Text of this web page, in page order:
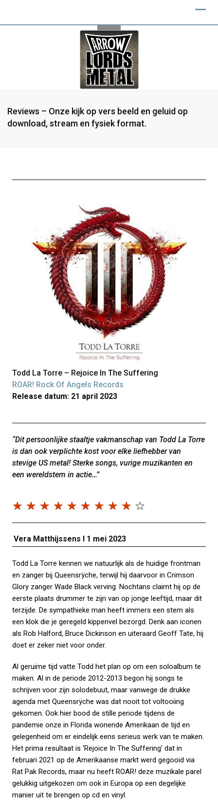
Reviews – Onze kijk op vers beeld en geluid op
download, stream en fysiek format.
Todd La Torre – Rejoice In The Suffering
ROAR! Rock Of Angels Records
Release datum: 21 april 2023
“Dit persoonlijke staaltje vakmanschap van Todd La Torre
is dan ook verplichte kost voor elke liefhebber van
stevige US metal! Sterke songs, vurige muzikanten en
een wereldstem in actie…”
☆ ☆ ☆ ☆ ☆ ☆ ☆ ☆ ☆ ☆
Vera Matthijssens I 1 mei 2023
Todd La Torre kennen we natuurlijk als de huidige frontman
en zanger bij Queensrÿche, terwijl hij daarvoor in Crimson
Glory zanger Wade Black verving. Nochtans claimt hij op de
eerste plaats drummer te zijn van op jonge leeftijd, maar dit
terzijde. De sympathieke man heeft immers een stem als
een klok die je geregeld kippenvel bezorgd. Denk aan iconen
als Rob Halford, Bruce Dickinson en uiteraard Geoff Tate, hij
doet er zeker niet voor onder.
Al geruime tijd vatte Todd het plan op om een soloalbum te
maken. Al in de periode 2012-2013 begon hij songs te
schrijven voor zijn solodebuut, maar vanwege de drukke
agenda met Queensrÿche was dat nooit tot voltooiing
gekomen. Ook hier bood de stille periode tijdens de
pandemie onze in Florida wonende Amerikaan de tijd en
gelegenheid om er eindelijk eens serieus werk van te maken.
Het prima resultaat is ‘Rejoice In The Suffering’ dat in
februari 2021 op de Amerikaanse markt werd gegooid via
Rat Pak Records, maar nu heeft ROAR! deze muzikale parel
gelukkig uitgekozen om ook in Europa op een degelijke
manier uit te brengen op cd en vinyl.